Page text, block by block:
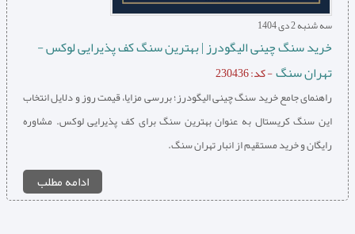
سه شنبه 2 دی 1404
خرید سنگ چینی الیگودرز | بهترین سنگ کف پذیرایی لوکس -
تهران سنگ- کد: 230436
راهنمای جامع خرید سنگ چینی الیگودرز؛ بررسی مزایا، قیمت روز و دلایل انتخاب
این سنگ کریستال به عنوان بهترین سنگ برای کف پذیرایی لوکس. مشاوره
رایگان و خرید مستقیم از انبار تهران سنگ.
ادامه مطلب